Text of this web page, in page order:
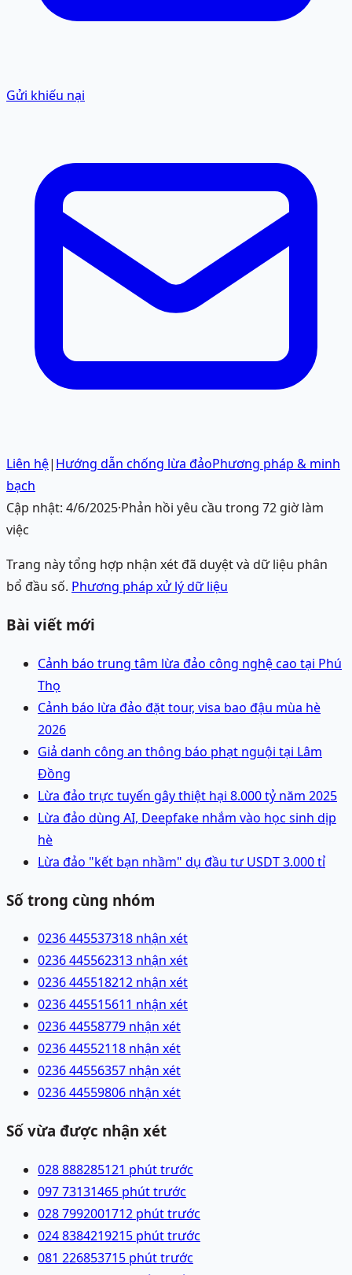
Gửi khiếu nại
Liên hệ| Hướng dẫn chống lừa đảoPhương pháp & minh
bạch
Cập nhật: 4/6/2025·Phản hồi yêu cầu trong 72 giờ làm
việc
Trang này tổng hợp nhận xét đã duyệt và dữ liệu phân
bổ đầu số. Phương pháp xử lý dữ liệu
Bài viết mới
Cảnh báo trung tâm lừa đảo công nghệ cao tại Phú
Thọ
Cảnh báo lừa đảo đặt tour, visa bao đậu mùa hè
2026
Giả danh công an thông báo phạt nguội tại Lâm
Đồng
Lừa đảo trực tuyến gây thiệt hại 8.000 tỷ năm 2025
Lừa đảo dùng AI, Deepfake nhắm vào học sinh dịp
hè
Lừa đảo "kết bạn nhầm" dụ đầu tư USDT 3.000 tỉ
Số trong cùng nhóm
0236 445537318 nhận xét
0236 445562313 nhận xét
0236 445518212 nhận xét
0236 445515611 nhận xét
0236 44558779 nhận xét
0236 44552118 nhận xét
0236 44556357 nhận xét
0236 44559806 nhận xét
Số vừa được nhận xét
028 888285121 phút trước
097 73131465 phút trước
028 7992001712 phút trước
024 8384219215 phút trước
081 226853715 phút trước